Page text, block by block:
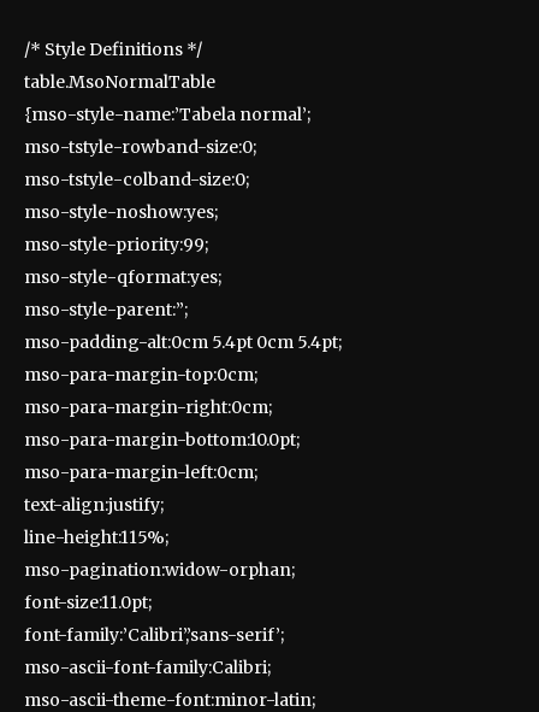
/* Style Definitions */
table.MsoNormalTable
{mso-style-name:’Tabela normal’;
mso-tstyle-rowband-size:0;
mso-tstyle-colband-size:0;
mso-style-noshow:yes;
mso-style-priority:99;
mso-style-qformat:yes;
mso-style-parent:”;
mso-padding-alt:0cm 5.4pt 0cm 5.4pt;
mso-para-margin-top:0cm;
mso-para-margin-right:0cm;
mso-para-margin-bottom:10.0pt;
mso-para-margin-left:0cm;
text-align:justify;
line-height:115%;
mso-pagination:widow-orphan;
font-size:11.0pt;
font-family:’Calibri’,’sans-serif’;
mso-ascii-font-family:Calibri;
mso-ascii-theme-font:minor-latin;